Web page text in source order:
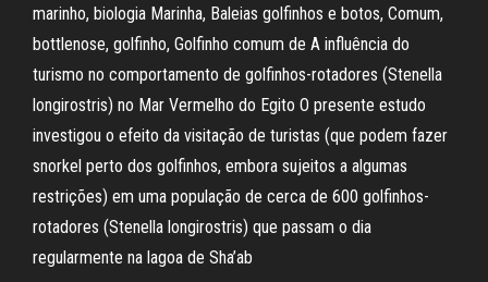
marinho, biologia Marinha, Baleias golfinhos e botos, Comum,
bottlenose, golfinho, Golfinho comum de A influência do
turismo no comportamento de golfinhos-rotadores (Stenella
longirostris) no Mar Vermelho do Egito O presente estudo
investigou o efeito da visitação de turistas (que podem fazer
snorkel perto dos golfinhos, embora sujeitos a algumas
restrições) em uma população de cerca de 600 golfinhos-
rotadores (Stenella longirostris) que passam o dia
regularmente na lagoa de Sha’ab